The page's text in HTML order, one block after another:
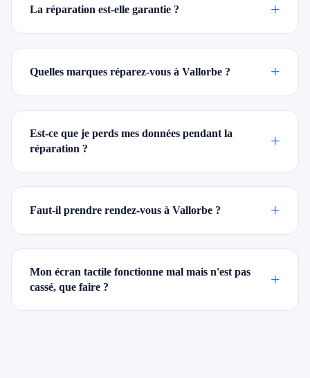
La réparation est-elle garantie ? +
Quelles marques réparez-vous à Vallorbe ? +
Est-ce que je perds mes données pendant la
réparation ?
+
Faut-il prendre rendez-vous à Vallorbe ? +
Mon écran tactile fonctionne mal mais n'est pas
cassé, que faire ?
+